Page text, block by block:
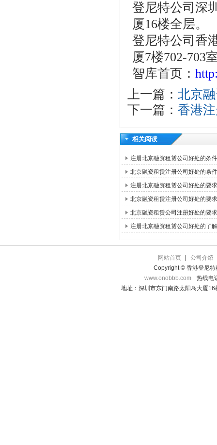
登尼特公司深
厦16楼全层。
登尼特公司香
厦7楼702-703
智库首页：
上一篇： 北京
下一篇： 香港
相关阅读
注册北京融资租赁公司好处的条件
北京融资租赁注册公司好处的条件
注册北京融资租赁公司好处的要求
北京融资租赁注册公司好处的要求
北京融资租赁公司注册好处的要求
注册北京融资租赁公司好处的了解
网站首页
公司介绍
Copyright © 香港登尼特
www.onobbb.com
热线电
地址：深圳市东门南路太阳岛大厦